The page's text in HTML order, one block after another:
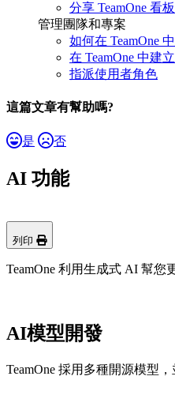
分享 TeamOne 看板
管理團隊和專案
如何在 TeamOne
在 TeamOne 中建
指派使用者角色
這篇文章有幫助嗎?
是 否
AI 功能
列印
TeamOne 利用生成式 AI 幫您
AI模型開發
TeamOne 採用多種開源模型